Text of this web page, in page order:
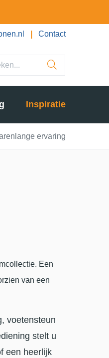
Contact
Inspiratie
ervaring
Een
van een
voetensteun
stelt u
een heerlijk